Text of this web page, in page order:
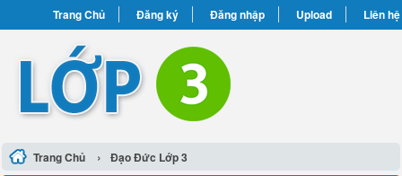
Trang Chủ Đăng ký Đăng nhập Upload Liên hệ
Trang Chủ › Đạo Đức Lớp 3